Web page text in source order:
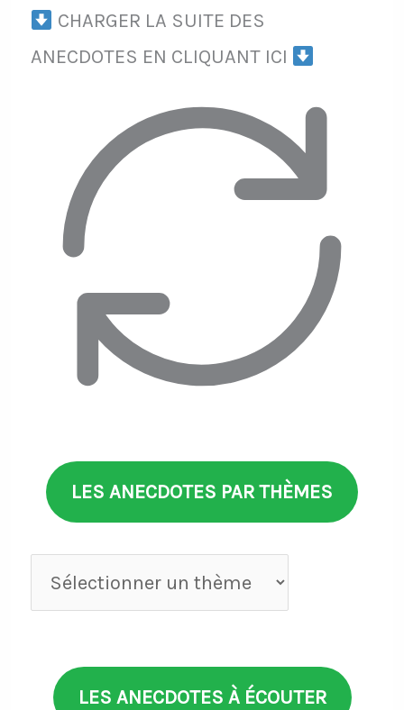
CHARGER LA SUITE DES
ANECDOTES EN CLIQUANT ICI
LES ANECDOTES PAR THÈMES
Anecdotes
par
LES ANECDOTES À ÉCOUTER